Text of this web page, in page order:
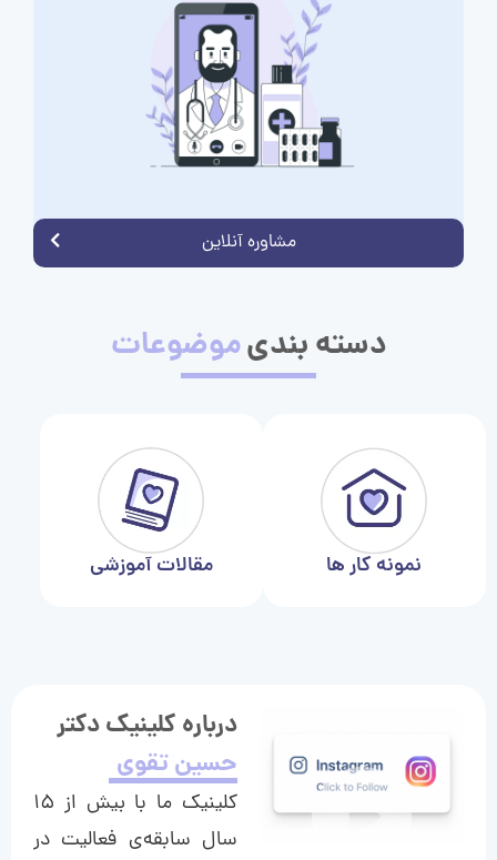
مشاوره آنلاین
دسته بندیموضوعات
نمونه کار ها مقالات آموزشی
درباره کلینیک دکتر
حسین تقوی
کلینیک ما با بیش از ۱۵
سال سابقه‌ی فعالیت در